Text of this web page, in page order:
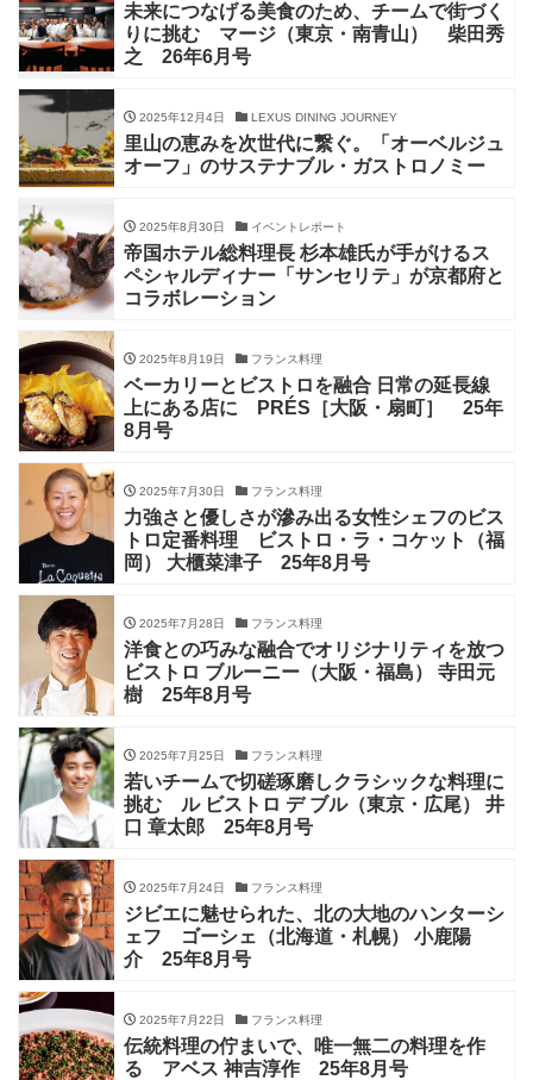
未来につなげる美食のため、チームで街づく
りに挑む マージ（東京・南青山） 柴田秀
之 26年6月号
2025年12月4日 LEXUS DINING JOURNEY
里山の恵みを次世代に繋ぐ。「オーベルジュ
オーフ」のサステナブル・ガストロノミー
2025年8月30日 イベントレポート
帝国ホテル総料理長 杉本雄氏が手がけるス
ペシャルディナー「サンセリテ」が京都府と
コラボレーション
2025年8月19日 フランス料理
ベーカリーとビストロを融合 日常の延長線
上にある店に PRÉS［大阪・扇町］ 25年
8月号
2025年7月30日 フランス料理
力強さと優しさが滲み出る女性シェフのビス
トロ定番料理 ビストロ・ラ・コケット（福
岡） 大櫃菜津子 25年8月号
2025年7月28日 フランス料理
洋食との巧みな融合でオリジナリティを放つ
ビストロ ブルーニー（大阪・福島） 寺田元
樹 25年8月号
2025年7月25日 フランス料理
若いチームで切磋琢磨しクラシックな料理に
挑む ル ビストロ デ ブル（東京・広尾） 井
口 章太郎 25年8月号
2025年7月24日 フランス料理
ジビエに魅せられた、北の大地のハンターシ
ェフ ゴーシェ（北海道・札幌） 小鹿陽
介 25年8月号
2025年7月22日 フランス料理
伝統料理の佇まいで、唯一無二の料理を作
る アベス 神吉淳作 25年8月号